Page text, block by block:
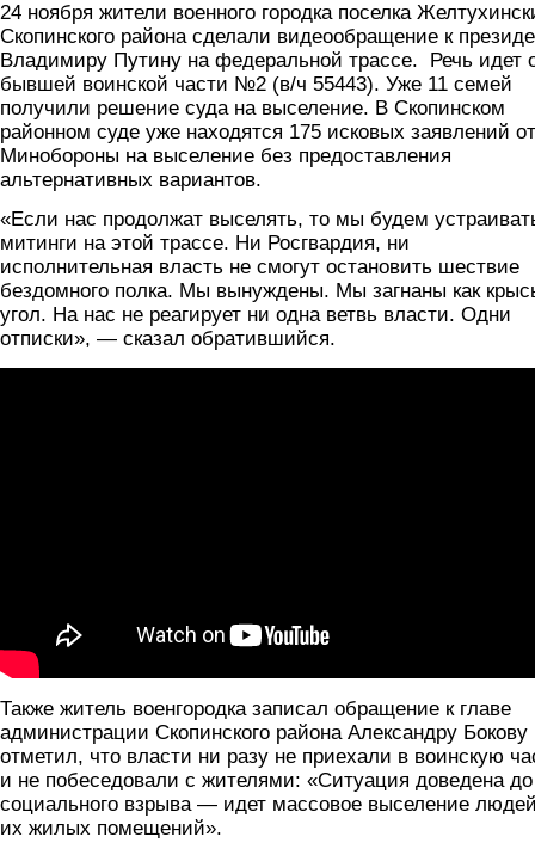
24 ноября жители военного городка поселка
Скопинского района сделали видеообращение к
Владимиру Путину на федеральной трассе. Речь идет
бывшей воинской части №2 (в/ч 55443). Уже 11 семей
получили решение суда на выселение. В Скопинском
районном суде уже находятся 175 исковых заявлений от
Минобороны на выселение без предоставления
альтернативных вариантов.
«Если нас продолжат выселять, то мы будем
митинги на этой трассе. Ни Росгвардия, ни
исполнительная власть не смогут остановить шествие
бездомного полка. Мы вынуждены. Мы загнаны как
угол. На нас не реагирует ни одна ветвь власти. Одни
отписки», — сказал обратившийся.
Также житель военгородка записал обращение к главе
администрации Скопинского района Александру Бокову
отметил, что власти ни разу не приехали в воинскую
и не побеседовали с жителями: «Ситуация доведена до
социального взрыва — идет массовое выселение
их жилых помещений».